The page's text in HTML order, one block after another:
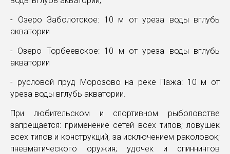
- Озеро Заболотское: 10 м от уреза воды вглубь
акватории
- Озеро Торбеевское: 10 м от уреза воды вглубь
акватории
- русловой пруд Морозово на реке Пажа: 10 м от
уреза воды вглубь акватории.
При любительском и спортивном рыболовстве
запрещается: применение сетей всех типов; ловушек
всех типов и конструкций, за исключением раколовок;
пневматического оружия; удочек и спиннингов